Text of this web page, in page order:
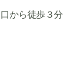
から徒歩３分